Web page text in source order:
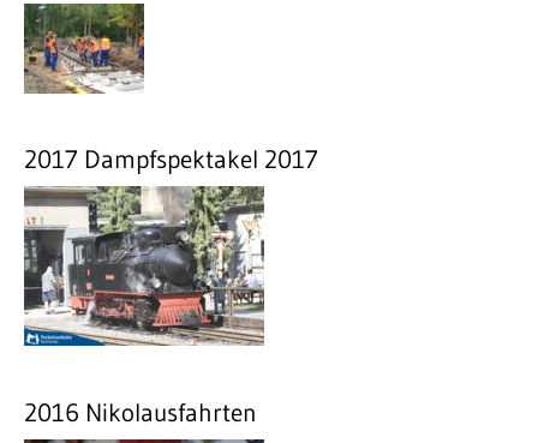
2017 Dampfspektakel 2017
2016 Nikolausfahrten